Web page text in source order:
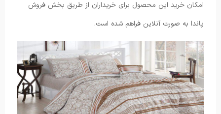
امکان خرید این محصول برای خریداران از طریق بخش فروش
پاندا به صورت آنلاین فراهم شده است.